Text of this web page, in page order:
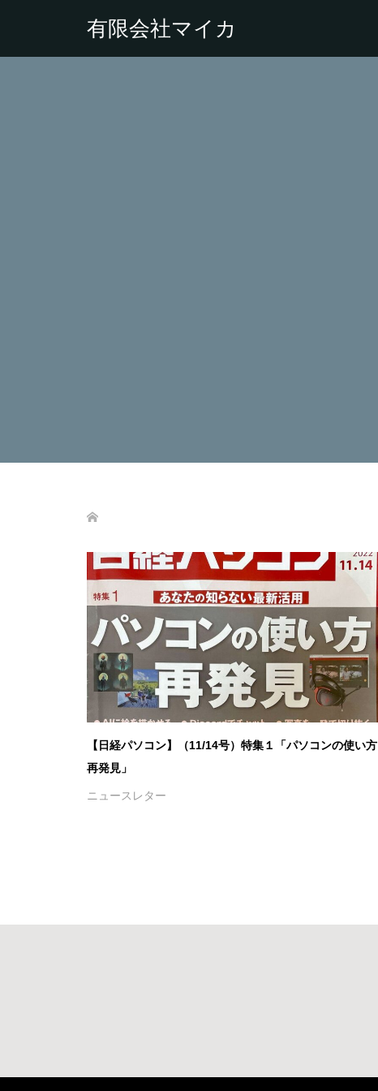
有限会社マイカ
【日経パソコン】（11/14号）特集１「パソコンの使い方
再発見」
ニュースレター